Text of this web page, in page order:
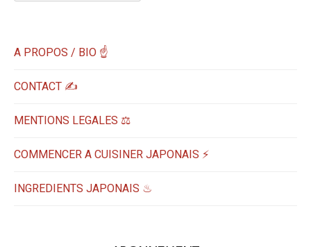
A PROPOS / BIO ☝
CONTACT ✍️
MENTIONS LEGALES ⚖️
COMMENCER A CUISINER JAPONAIS ⚡
INGREDIENTS JAPONAIS ♨